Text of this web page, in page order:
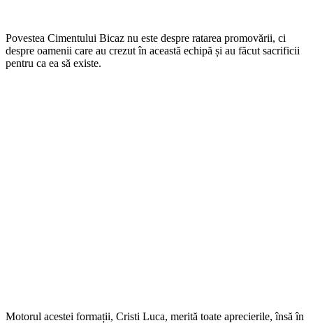
Povestea Cimentului Bicaz nu este despre ratarea promovării, ci
despre oamenii care au crezut în această echipă și au făcut sacrificii
pentru ca ea să existe.
Motorul acestei formații, Cristi Luca, merită toate aprecierile, însă în